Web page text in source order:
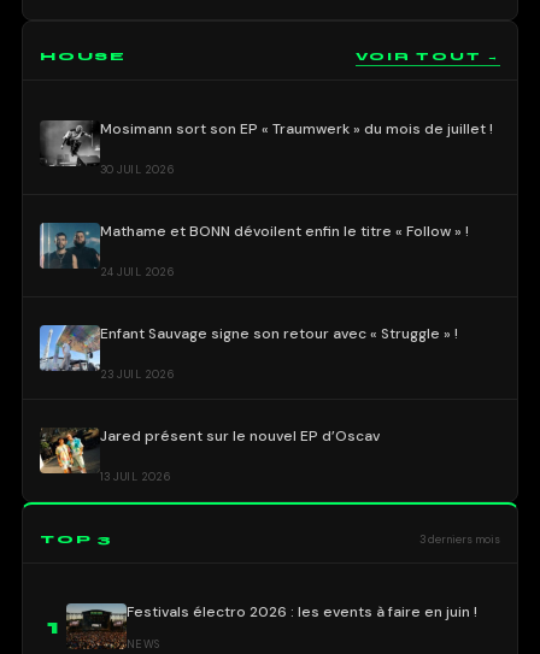
HOUSE VOIR TOUT →
Mosimann sort son EP « Traumwerk » du mois de juillet !
30 JUIL 2026
Mathame et BONN dévoilent enfin le titre « Follow » !
24 JUIL 2026
Enfant Sauvage signe son retour avec « Struggle » !
23 JUIL 2026
Jared présent sur le nouvel EP d’Oscav
13 JUIL 2026
TOP 3 3 derniers mois
1
Festivals électro 2026 : les events à faire en juin !
NEWS